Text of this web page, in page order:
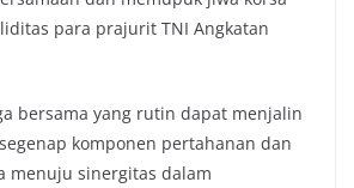
para prajurit TNI Angkatan
bersama yang rutin dapat menjalin
komponen pertahanan dan
menuju sinergitas dalam